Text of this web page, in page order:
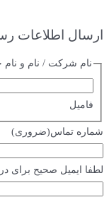
ارسال اطلاعات
نام شرکت / نام و نام
فامیل
شماره تماس(ضروری)
لطفا ایمیل صحیح برای